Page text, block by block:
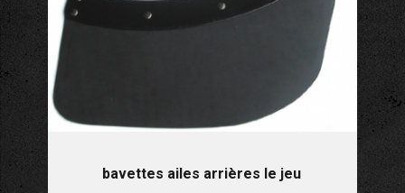
bavettes ailes arrières le jeu